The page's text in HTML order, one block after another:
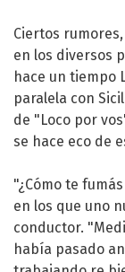
Ciertos
en los diversos
hace un tiempo
paralela con
de "Loco por
se hace eco de
"¿Cómo te
en los que uno
conductor.
había pasado